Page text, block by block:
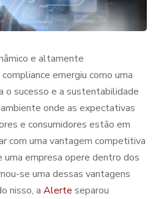
e altamente
emergiu como uma
o sucesso e a sustentabilidade
onde as expectativas
e consumidores estão em
com uma vantagem competitiva
uma empresa opere dentro dos
se uma dessas vantagens
nisso, a Alerte separou